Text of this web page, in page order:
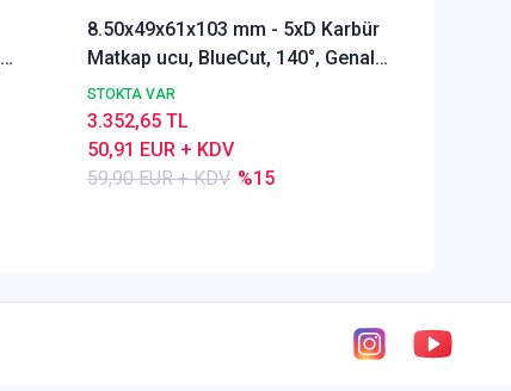
8.50x49x61x103 mm - 5xD Karbür
Matkap ucu, BlueCut, 140°, Genal
amaçlı
STOKTA VAR
59,90 EUR + KDV %15
50,91 EUR + KDV
3.352,65 TL